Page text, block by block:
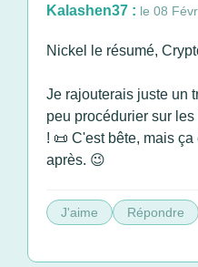
Kalashen37 : le 08
Nickel le résumé,
Je rajouterais juste un
peu procédurier sur
! 📜 C'est bête, mais
après. 😉
J'aime Répondre